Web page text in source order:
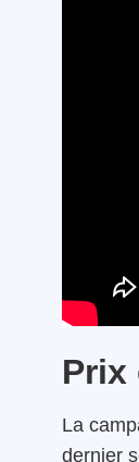
Prix
La
dernier